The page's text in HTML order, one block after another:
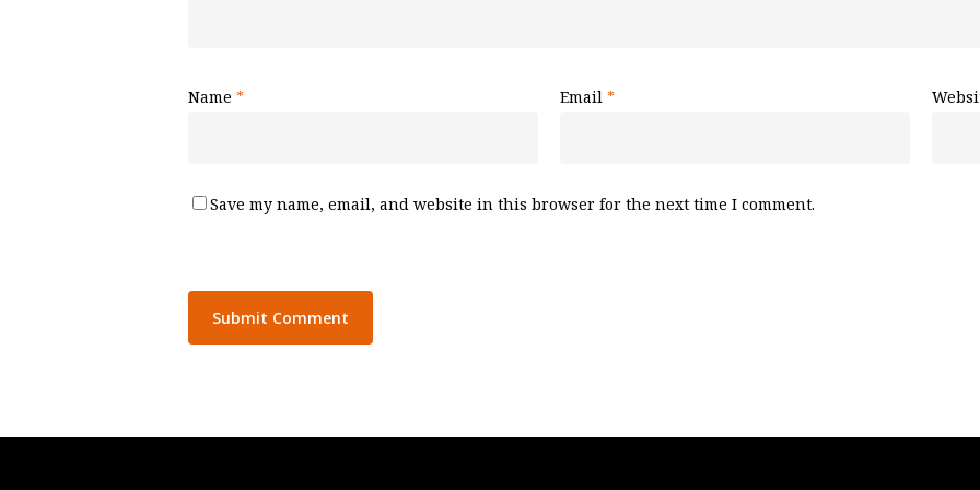
Name * Email *
Save my name, email, and website in this browser for the next time I comment.